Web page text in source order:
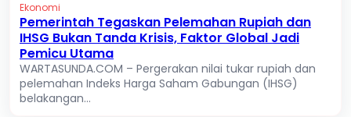
Ekonomi
Pemerintah Tegaskan Pelemahan Rupiah dan
IHSG Bukan Tanda Krisis, Faktor Global Jadi
Pemicu Utama
WARTASUNDA.COM – Pergerakan nilai tukar rupiah dan
pelemahan Indeks Harga Saham Gabungan (IHSG)
belakangan...